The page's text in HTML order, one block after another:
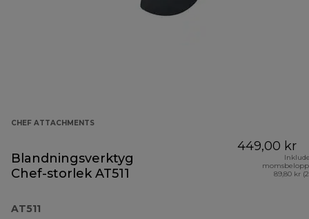
CHEF ATTACHMENTS
Blandningsverktyg
Chef-storlek AT511
AT511
449,00 kr
89,80 kr